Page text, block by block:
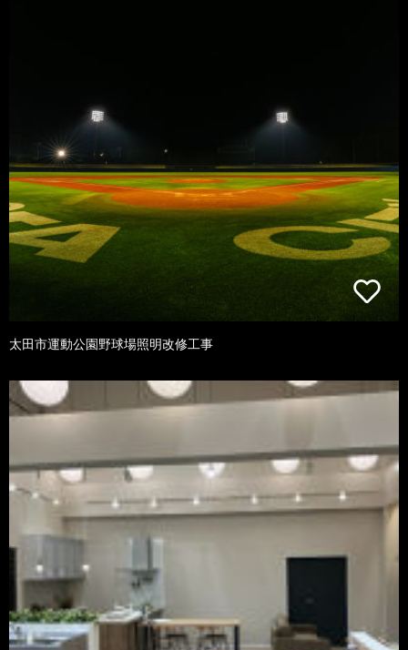
太田市運動公園野球場照明改修工事